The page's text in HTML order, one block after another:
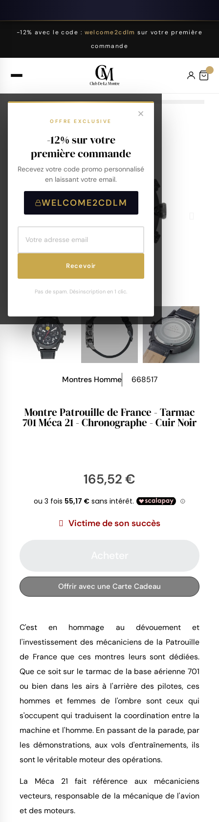
-12% avec le code : welcome2cdlm sur votre première
commande
OFFRE EXCLUSIVE
-12% sur votre
première commande
Recevez votre code promo personnalisé
en laissant votre email.
WELCOME2CDLM
Recevoir
Pas de spam. Désinscription en 1 clic.
Montres Homme 668517
Montre Patrouille de France - Tarmac
701 Méca 21 - Chronographe - Cuir Noir
165,52 €
Victime de son succès
Offrir avec une Carte Cadeau
C'est en hommage au dévouement et
l'investissement des mécaniciens de la Patrouille
de France que ces montres leurs sont dédiées.
Que ce soit sur le tarmac de la base aérienne 701
ou bien dans les airs à l'arrière des pilotes, ces
hommes et femmes de l'ombre sont ceux qui
s'occupent qui traduisent la coordination entre la
machine et l'homme. En passant de la parade, par
les démonstrations, aux vols d'entraînements, ils
sont le véritable moteur des opérations.
La Méca 21 fait référence aux mécaniciens
vecteurs, responsable de la mécanique de l'avion
et des moteurs.